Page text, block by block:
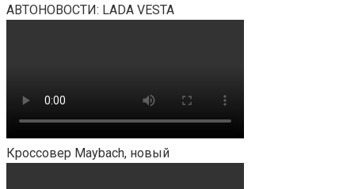
АВТОНОВОСТИ: LADA VESTA
Кроссовер Maybach, новый